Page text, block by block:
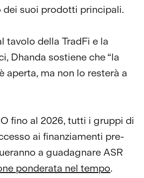
suoi prodotti principali.
tavolo della TradFi e la
Dhanda sostiene che “la
è aperta, ma non lo resterà a
fino al 2026, tutti i gruppi di
ai finanziamenti pre-
a guadagnare ASR
ponderata nel tempo.